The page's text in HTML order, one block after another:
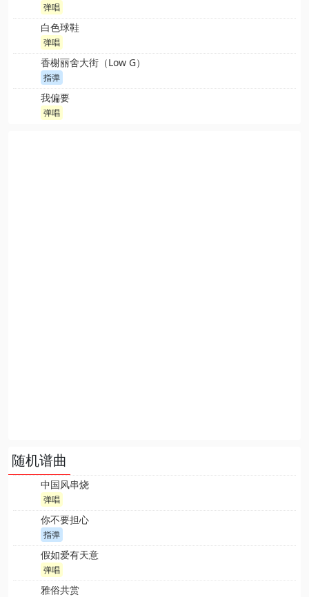
弹唱
白色球鞋
弹唱
香榭丽舍大街（Low G）
指弹
我偏要
弹唱
随机谱曲
中国风串烧
弹唱
你不要担心
指弹
假如爱有天意
弹唱
雅俗共赏